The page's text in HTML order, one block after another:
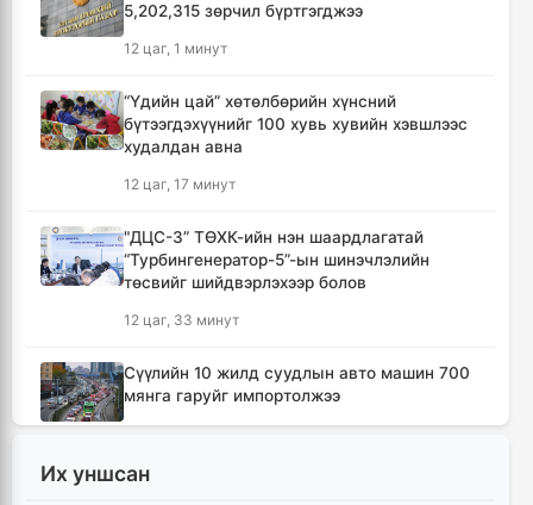
5,202,315 зөрчил бүртгэгджээ
12 цаг, 1 минут
“Үдийн цай” хөтөлбөрийн хүнсний
бүтээгдэхүүнийг 100 хувь хувийн хэвшлээс
худалдан авна
12 цаг, 17 минут
"ДЦС-3” ТӨХК-ийн нэн шаардлагатай
“Турбингенератор-5”-ын шинэчлэлийн
төсвийг шийдвэрлэхээр болов
12 цаг, 33 минут
Сүүлийн 10 жилд суудлын авто машин 700
мянга гаруйг импортолжээ
Монгол Улсын гадаад валютын нөөц анх
Их уншсан